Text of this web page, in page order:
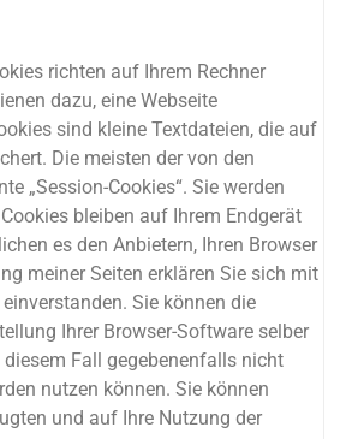
richten auf Ihrem Rechner
dazu, eine Webseite
sind kleine Textdateien, die auf
Die meisten der von den
„Session-Cookies“. Sie werden
bleiben auf Ihrem Endgerät
es den Anbietern, Ihren Browser
meiner Seiten erklären Sie sich mit
Sie können die
Ihrer Browser-Software selber
Fall gegebenenfalls nicht
nutzen können. Sie können
und auf Ihre Nutzung der